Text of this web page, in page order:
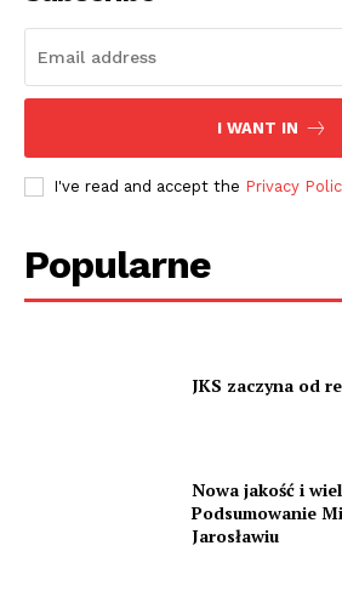
I WANT IN
I've read and accept the Privacy
Popularne
JKS zaczyna od
Nowa jakość i
Podsumowanie
Jarosławiu